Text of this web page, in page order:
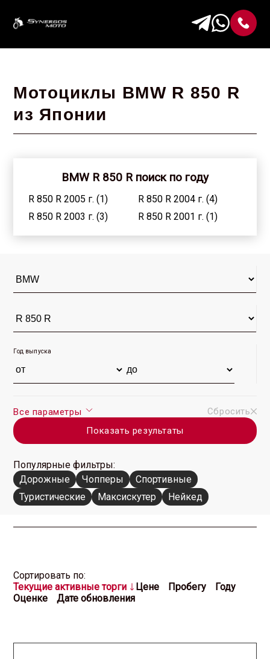
Мотоциклы BMW R 850 R
из Японии
BMW R 850 R поиск по году
R 850 R 2005 г. (1)
R 850 R 2004 г. (4)
R 850 R 2003 г. (3)
R 850 R 2001 г. (1)
R 850 R 2000 г. (3)
Год выпуска
Все параметры
Сбросить
Показать результаты
Популярные фильтры:
Дорожные
Чопперы
Спортивные
Туристические
Максискутер Нейкед
Cортировать по:
Текущие активные торги
Цене Пробегу
Году
Оценке
Дате обновления